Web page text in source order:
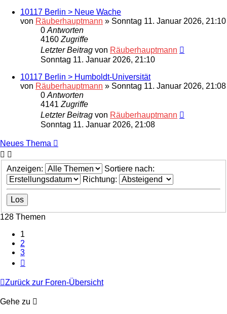
10117 Berlin > Neue Wache
von Räuberhauptmann » Sonntag 11. Januar 2026, 21:10
0 Antworten
4160 Zugriffe
Letzter Beitrag von Räuberhauptmann
Sonntag 11. Januar 2026, 21:10
10117 Berlin > Humboldt-Universität
von Räuberhauptmann » Sonntag 11. Januar 2026, 21:08
0 Antworten
4141 Zugriffe
Letzter Beitrag von Räuberhauptmann
Sonntag 11. Januar 2026, 21:08
Neues Thema
Anzeigen:
Sortiere nach:
Richtung:
128 Themen
1
2
3
Zurück zur Foren-Übersicht
Gehe zu